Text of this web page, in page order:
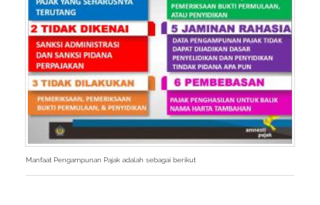
Manfaat Pengampunan Pajak adalah sebagai berikut